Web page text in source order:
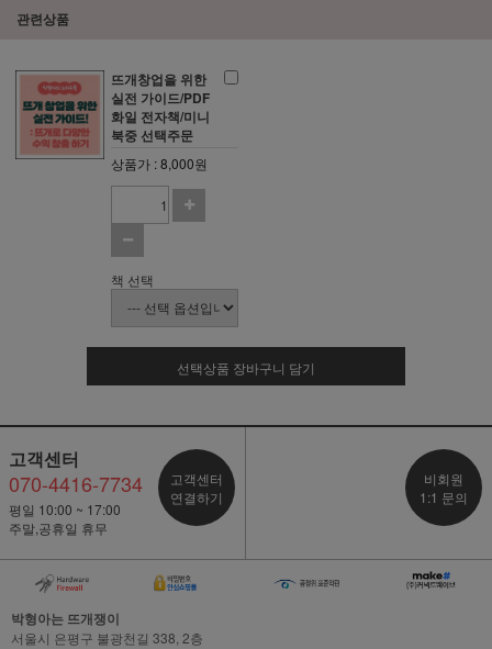
관련상품
뜨개창업을 위한
실전 가이드/PDF
화일 전자책/미니
북중 선택주문
상품가 : 8,000원
책 선택
선택상품 장바구니 담기
고객센터
070-4416-7734
평일 10:00 ~ 17:00
주말,공휴일 휴무
고객센터
연결하기
비회원
1:1 문의
박형아는 뜨개쟁이
서울시 은평구 불광천길 338, 2층